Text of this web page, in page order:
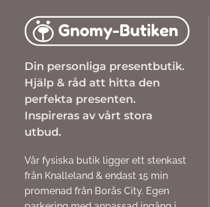
Din personliga presentbutik.
Hjälp & råd att hitta den
perfekta presenten.
Inspireras av vårt stora
utbud.
Vår fysiska butik ligger ett stenkast
från Knalleland & endast 15 min
promenad från Borås City. Egen